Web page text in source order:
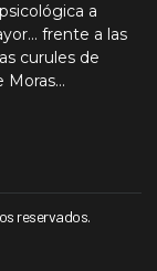
a
frente a las
curules de
Moras…
reservados.